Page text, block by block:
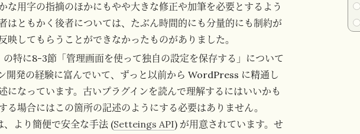
な用字の指摘のほかにもやや大きな修正や加筆を必要とするよう
はともかく後者については、たぶん時間的にも分量的にも制約が
してもらうことができなかったものがありました。
特に8-3節「管理画面を使って独自の設定を保存する」について
開発の経験に富んでいて、ずっと以前から WordPress に精通し
になっています。古いプラグインを読んで理解するにはいいかも
る場合にはこの箇所の記述のようにする必要はありません。
より簡便で安全な手法 (Setteings API) が用意されています。せ